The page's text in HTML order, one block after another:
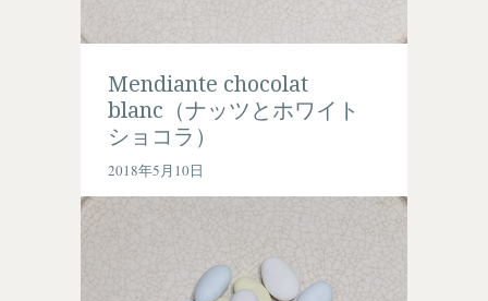
Mendiante chocolat
blanc（ナッツとホワイト
ショコラ）
2018年5月10日